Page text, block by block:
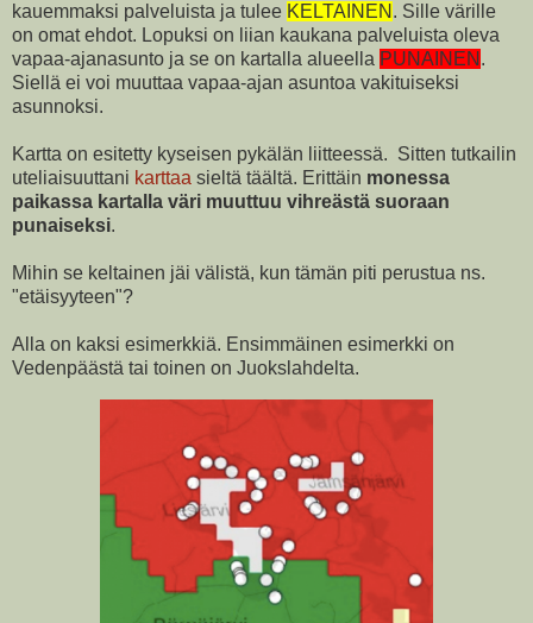
kauemmaksi palveluista ja tulee KELTAINEN . Sille värille
on omat ehdot. Lopuksi on liian kaukana palveluista oleva
vapaa-ajanasunto ja se on kartalla alueella PUNAINEN .
Siellä ei voi muuttaa vapaa-ajan asuntoa vakituiseksi
asunnoksi.
Kartta on esitetty kyseisen pykälän liitteessä. Sitten tutkailin
uteliaisuuttani karttaa sieltä täältä. Erittäin monessa
paikassa kartalla väri muuttuu vihreästä suoraan
punaiseksi.
Mihin se keltainen jäi välistä, kun tämän piti perustua ns.
"etäisyyteen"?
Alla on kaksi esimerkkiä. Ensimmäinen esimerkki on
Vedenpäästä tai toinen on Juokslahdelta.